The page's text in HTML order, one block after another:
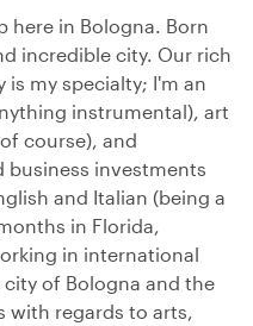
here in Bologna. Born
incredible city. Our rich
my specialty; I'm an
instrumental), art
course), and
business investments
and Italian (being a
in Florida,
in international
of Bologna and the
with regards to arts,